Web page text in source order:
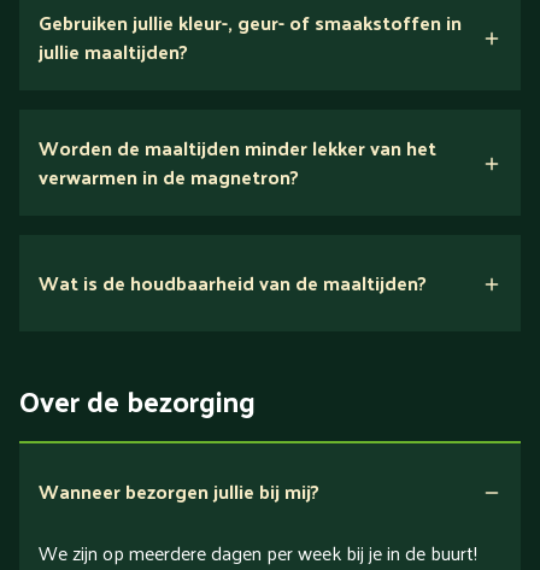
voedingsexperts
Verlaagd in koolhydraten
Verlaagd in zout
Gebruiken jullie kleur-, geur- of smaakstoffen in
jullie maaltijden?
Worden de maaltijden minder lekker van het
verwarmen in de magnetron?
Wat is de houdbaarheid van de maaltijden?
Over de bezorging
Wanneer bezorgen jullie bij mij?
We zijn op meerdere dagen per week bij je in de buurt!